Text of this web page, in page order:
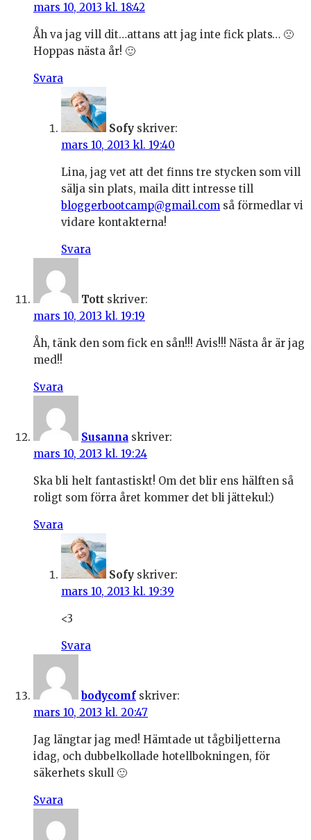
mars 10, 2013 kl. 18:42
Åh va jag vill dit…attans att jag inte fick plats… 🙁
Hoppas nästa år! 🙂
Svara
Sofy skriver:
mars 10, 2013 kl. 19:40
Lina, jag vet att det finns tre stycken som vill
sälja sin plats, maila ditt intresse till
bloggerbootcamp@gmail.com så förmedlar vi
vidare kontakterna!
Svara
Tott skriver:
mars 10, 2013 kl. 19:19
Åh, tänk den som fick en sån!!! Avis!!! Nästa år är jag
med!!
Svara
Susanna skriver:
mars 10, 2013 kl. 19:24
Ska bli helt fantastiskt! Om det blir ens hälften så
roligt som förra året kommer det bli jättekul:)
Svara
Sofy skriver:
mars 10, 2013 kl. 19:39
<3
Svara
bodycomf skriver:
mars 10, 2013 kl. 20:47
Jag längtar jag med! Hämtade ut tågbiljetterna
idag, och dubbelkollade hotellbokningen, för
säkerhets skull 🙂
Svara